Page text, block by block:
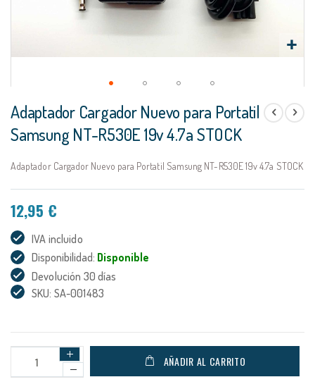
al
comienzo
de
galería
Adaptador Cargador Nuevo para Portatil
Samsung NT-R530E 19v 4.7a STOCK
Adaptador Cargador Nuevo para Portatil Samsung NT-R530E 19v 4.7a STOCK
12,95 €
IVA incluido
Disponibilidad: Disponible
Devolución 30 días
SKU: SA-001483
AÑADIR AL CARRITO